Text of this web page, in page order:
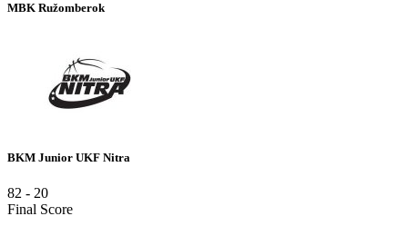
MBK Ružomberok
BKM Junior UKF Nitra
82 - 20
Final Score